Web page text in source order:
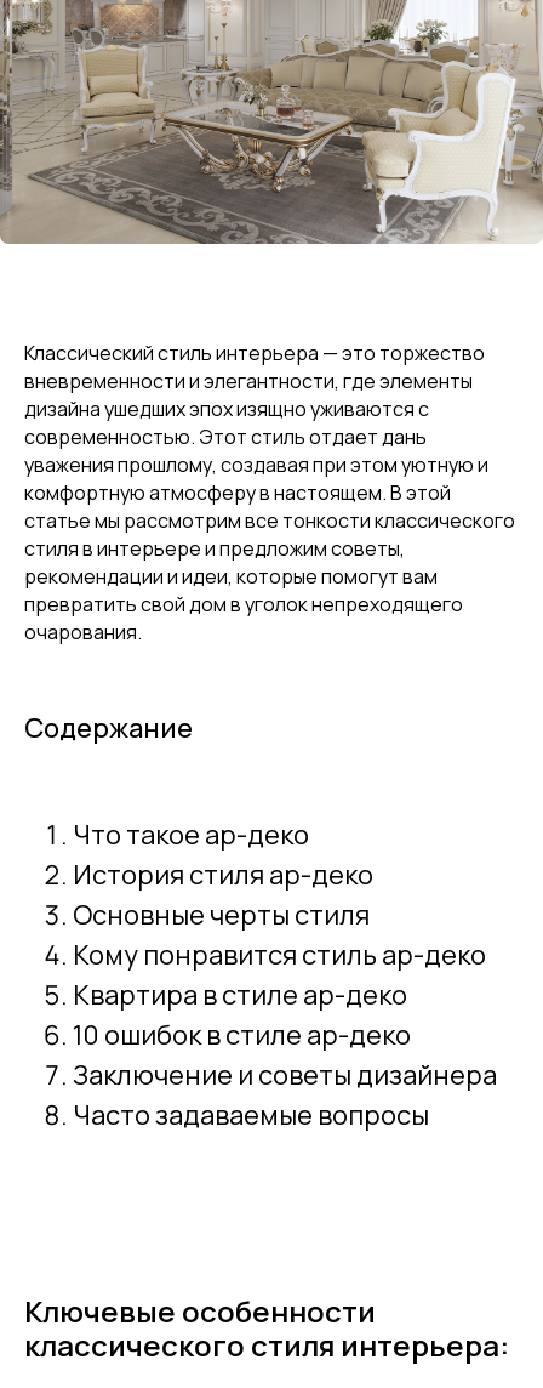
Классический стиль интерьера — это торжество
вневременности и элегантности, где элементы
дизайна ушедших эпох изящно уживаются с
современностью. Этот стиль отдает дань
уважения прошлому, создавая при этом уютную и
комфортную атмосферу в настоящем. В этой
статье мы рассмотрим все тонкости классического
стиля в интерьере и предложим советы,
рекомендации и идеи, которые помогут вам
превратить свой дом в уголок непреходящего
очарования.
Содержание
Что такое ар-деко
История стиля ар-деко
Основные черты стиля
Кому понравится стиль ар-деко
Квартира в стиле ар-деко
10 ошибок в стиле ар-деко
Заключение и советы дизайнера
Часто задаваемые вопросы
Ключевые особенности
классического стиля интерьера: